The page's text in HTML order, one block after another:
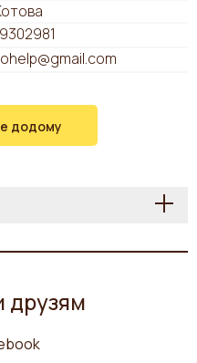
додому
друзям